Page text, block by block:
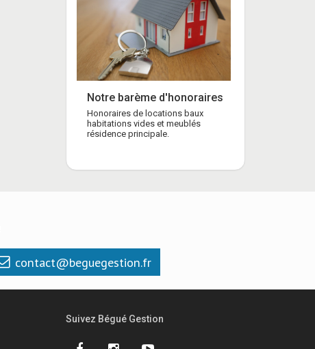
Notre barème d'honoraires
Honoraires de locations baux
habitations vides et meublés
résidence principale.
contact@beguegestion.fr
Suivez Bégué Gestion